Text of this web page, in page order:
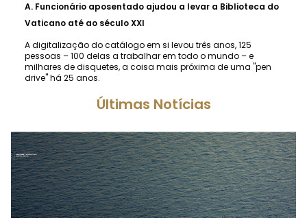
A. Funcionário aposentado ajudou a levar a Biblioteca do
Vaticano até ao século XXI
A digitalização do catálogo em si levou três anos, 125
pessoas – 100 delas a trabalhar em todo o mundo – e
milhares de disquetes, a coisa mais próxima de uma "pen
drive" há 25 anos.
Últimas Notícias